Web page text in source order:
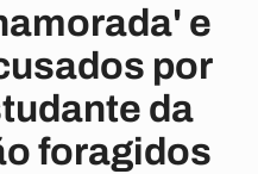
e
por
da
foragidos